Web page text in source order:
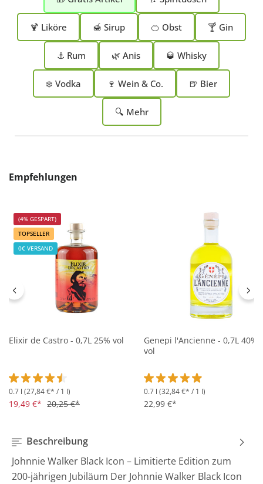
🍹 Liköre 🍯 Sirup 🍊 Obst 🍸 Gin
⚓ Rum 🌿 Anis 🥃 Whisky
❄️ Vodka 🍷 Wein & Co. 🍺 Bier
🔍 Mehr
Produktgalerie überspringen
Empfehlungen
(4% GESPART)
TOPSELLER
0€ VERSAND
Elixir de Castro - 0,7L 25% vol
Durchschnittliche Bewertung von 4.5 von 5 Sternen
0.7 l (27,84 €* / 1 l)
19,49 €* 20,25 €*
Genepi l'Ancienne - 0,7L 40%
vol
Durchschnittliche
0.7 l (32,84 €* / 1 l)
22,99 €*
Beschreibung
Johnnie Walker Black Icon – Limitierte Edition zum
200-jährigen Jubiläum Der Johnnie Walker Black Icon